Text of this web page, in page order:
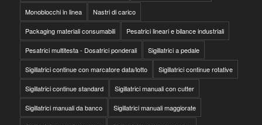
Monoblocchi in linea Nastri di carico
Packaging materiali consumabili Pesatrici lineari e bilance industriali
Pesatrici multitesta - Dosatrici ponderali Sigillatrici a pedale
Sigillatrici continue con marcatore data/lotto Sigillatrici continue rotative
Sigillatrici continue standard Sigillatrici manuali con cutter
Sigillatrici manuali da banco Sigillatrici manuali maggiorate